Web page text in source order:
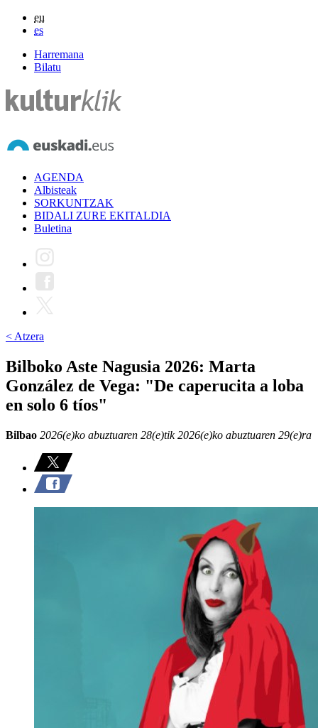
eu
es
Harremana
Bilatu
AGENDA
Albisteak
SORKUNTZAK
BIDALI ZURE EKITALDIA
Buletina
< Atzera
Bilboko Aste Nagusia 2026: Marta
González de Vega: "De caperucita a loba
en solo 6 tíos"
Bilbao 2026(e)ko abuztuaren 28(e)tik 2026(e)ko abuztuaren 29(e)ra